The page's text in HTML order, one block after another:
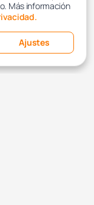
Más información
Ajustes